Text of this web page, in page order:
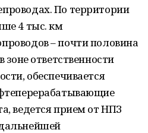
По территории
4 тыс. км
– почти половина
зоне ответственности
обеспечивается
ведется прием от НПЗ